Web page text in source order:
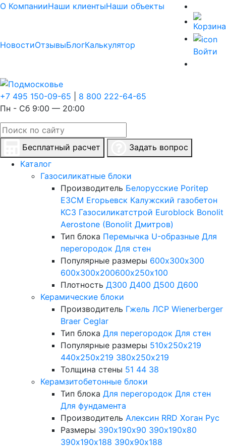
О КомпанииНаши клиентыНаши объекты
НовостиОтзывыБлогКалькулятор
Войти
+7 495 150-09-65
8 800 222-64-65
Пн - Сб 9:00 — 20:00
Бесплатный расчет
Задать вопрос
Каталог
Газосиликатные блоки
Производитель Белорусские Poritep
ЕЗСМ Егорьевск Калужский газобетон
КСЗ Газосиликатстрой Euroblock Bonolit
Aerostone (Bonolit Дмитров)
Тип блока Перемычка U-образные Для
перегородок Для стен
Популярные размеры 600х300х300
600х300х200600х250х100
Плотность Д300 Д400 Д500 Д600
Керамические блоки
Производитель Гжель ЛСР Wienerberger
Braer Ceglar
Тип блока Для перегородок Для стен
Популярные размеры 510х250х219
440х250х219 380х250х219
Толщина стены 51 44 38
Керамзитобетонные блоки
Тип блока Для перегородок Для стен
Для фундамента
Производитель Алексин RRD Хоган Рус
Размеры 390х190х90 390х190х80
390х190х188 390х90х188